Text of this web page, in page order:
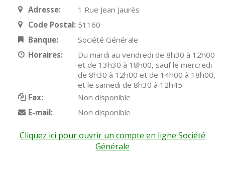
Adresse:
1 Rue Jean Jaurès
Code Postal: 51160
Banque:
Société Générale
Horaires:
Du mardi au vendredi de 8h30 à 12h00
et de 13h30 à 18h00, sauf le mercredi
de 8h30 à 12h00 et de 14h00 à 18h00,
et le samedi de 8h30 à 12h45
Fax:
Non disponible
E-mail:
Non disponible
Cliquez ici pour ouvrir un compte en ligne Société
Générale